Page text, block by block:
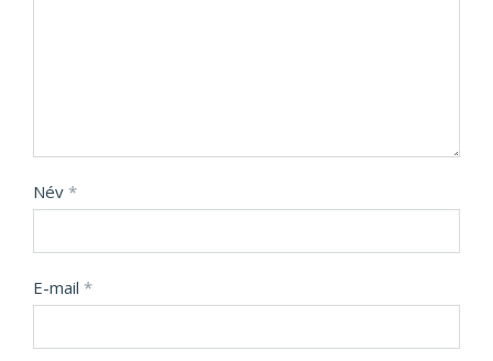
Név *
E-mail *